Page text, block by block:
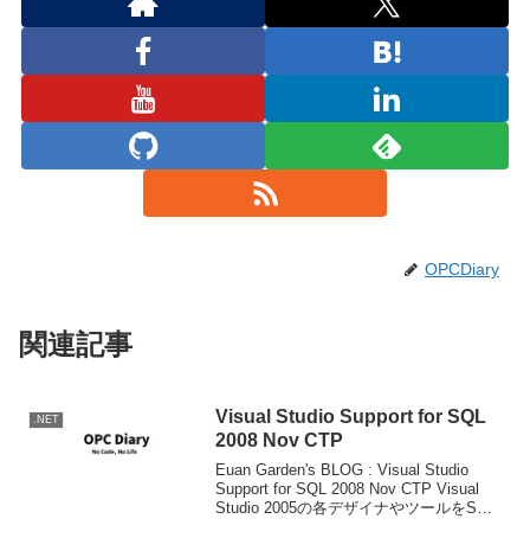
OPCDiary
関連記事
.NET
Visual Studio Support for SQL
2008 Nov CTP
Euan Garden's BLOG : Visual Studio
Support for SQL 2008 Nov CTP Visual
Studio 2005の各デザイナやツールをSQL